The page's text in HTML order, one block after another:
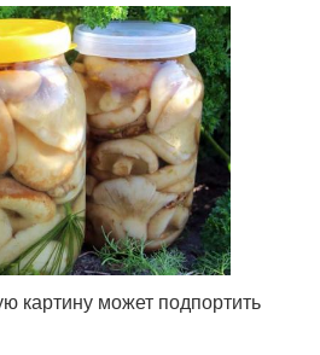
картину может подпортить